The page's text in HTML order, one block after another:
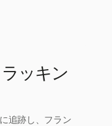
ッキン
追跡し、フラン